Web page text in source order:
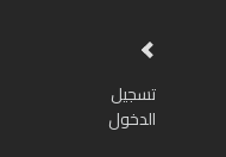
تسجيل
الدخول